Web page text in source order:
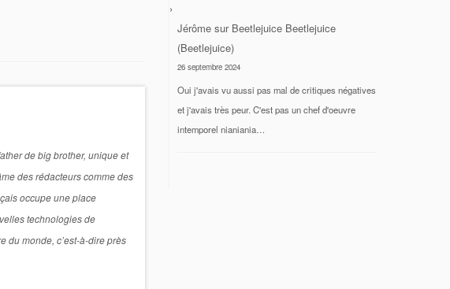
de big brother, unique et
des rédacteurs comme des
occupe une place
technologies de
du monde, c’est-à-dire près
Jérôme sur Beetlejuice Beetlejuice
(Beetlejuice)
26 septembre 2024
Oui j'avais vu aussi pas mal de critiques négatives
et j'avais très peur. C'est pas un chef d'oeuvre
intemporel nianiania…